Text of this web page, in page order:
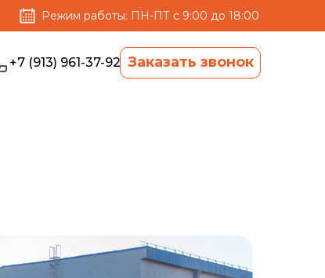
+7 (913) 961-37-92 Заказать звонок
Режим работы: ПН-ПТ с 9:00 до 18:00